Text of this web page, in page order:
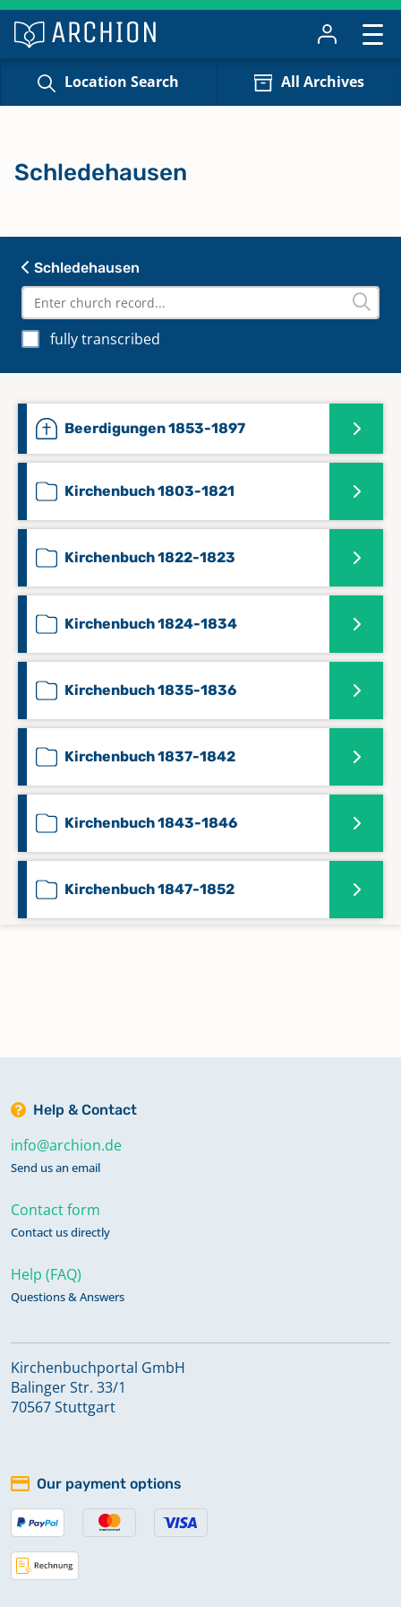
Location Search All Archives
Schledehausen
fully transcribed
Beerdigungen 1853-1897
Kirchenbuch 1803-1821
Kirchenbuch 1822-1823
Kirchenbuch 1824-1834
Kirchenbuch 1835-1836
Kirchenbuch 1837-1842
Kirchenbuch 1843-1846
Kirchenbuch 1847-1852
Trauungen 1853-1889
1821
Zivilstandsregister 1808-1810
Zivilstandsregister 1811-1813
Schledehausen
Help & Contact
info@archion.de
Send us an email
Contact form
Contact us directly
Help (FAQ)
Questions & Answers
Kirchenbuchportal GmbH
Balinger Str. 33/1
70567 Stuttgart
Our payment options